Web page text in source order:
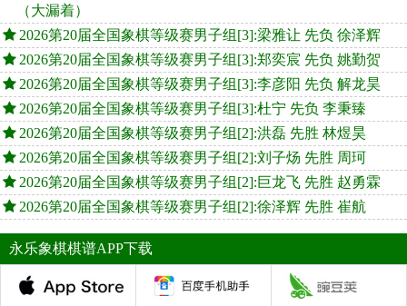
（大漏着）
2026第20届全国象棋等级赛男子组[3]:梁雅让 先负 徐泽辉
2026第20届全国象棋等级赛男子组[3]:郑奕宸 先负 姚勤贺
2026第20届全国象棋等级赛男子组[3]:李彦阳 先负 解龙昊
2026第20届全国象棋等级赛男子组[3]:杜宁 先负 李秉臻
2026第20届全国象棋等级赛男子组[2]:洪磊 先胜 林煜昊
2026第20届全国象棋等级赛男子组[2]:刘子炀 先胜 周珂
2026第20届全国象棋等级赛男子组[2]:巨龙飞 先胜 赵勇霖
2026第20届全国象棋等级赛男子组[2]:徐泽辉 先胜 崔航
永乐象棋棋谱APP下载